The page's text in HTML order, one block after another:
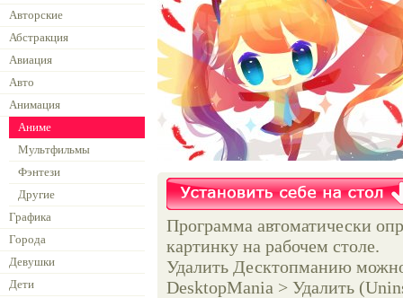
Авторские
Абстракция
Авиация
Авто
Анимация
Аниме
Мультфильмы
Фэнтези
Другие
Графика
Города
Девушки
Дети
Программа автоматически
картинку на рабочем столе.
Удалить Десктопманию
DesktopMania > Удалить